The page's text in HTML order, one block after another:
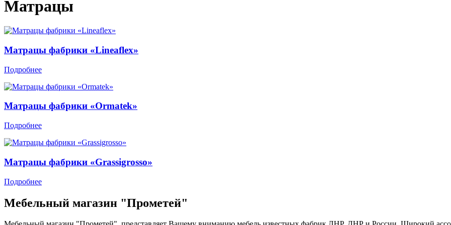
Матрацы
Матрацы фабрики «Lineaflex»
Подробнее
Матрацы фабрики «Ormatek»
Подробнее
Матрацы фабрики «Grassigrosso»
Подробнее
Мебельный магазин "Прометей"